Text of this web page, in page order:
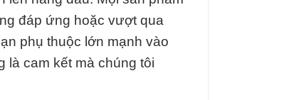
đáp ứng hoặc vượt qua
phụ thuộc lớn mạnh vào
là cam kết mà chúng tôi